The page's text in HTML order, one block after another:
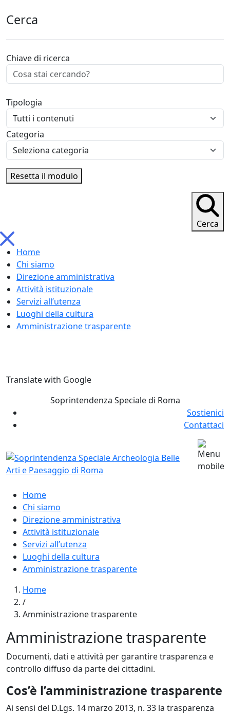
Cerca
Chiave di ricerca
Tipologia
Categoria
Resetta il modulo
Cerca
Home
Chi siamo
Direzione amministrativa
Attività istituzionale
Servizi all’utenza
Luoghi della cultura
Amministrazione trasparente
SkipTranslate with Google
Soprintendenza Speciale di Roma
Sostienici
Contattaci
Home
Chi siamo
Direzione amministrativa
Attività istituzionale
Servizi all’utenza
Luoghi della cultura
Amministrazione trasparente
Home
/
Amministrazione trasparente
Amministrazione trasparente
Documenti, dati e attività per garantire trasparenza e
controllo diffuso da parte dei cittadini.
Cos’è l’amministrazione trasparente
Ai sensi del D.Lgs. 14 marzo 2013, n. 33 la trasparenza